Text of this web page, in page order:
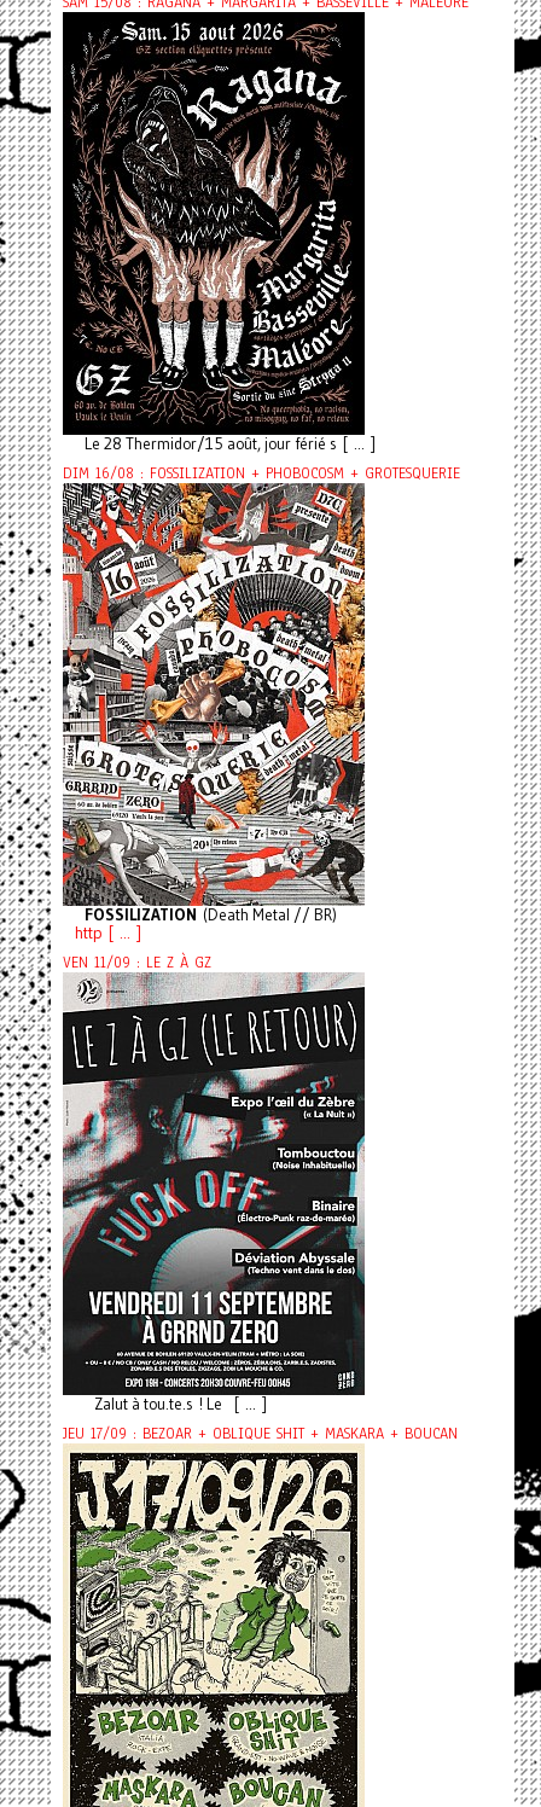
Le 28 Thermidor/15 août, jour férié s [ ... ]
DIM 16/08 : FOSSILIZATION + PHOBOCOSM + GROTESQUERIE
FOSSILIZATION (Death Metal // BR)
http [ ... ]
VEN 11/09 : LE Z À GZ
Zalut à tou.te.s ! Le [ ... ]
JEU 17/09 : BEZOAR + OBLIQUE SHIT + MASKARA + BOUCAN